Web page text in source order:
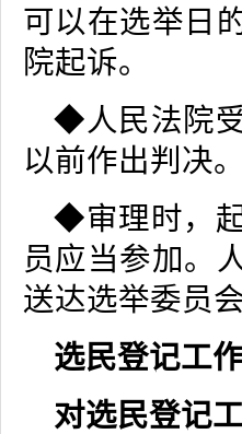
可以在选举日
院起诉。
◆人民法院
以前作出判决
◆审理时，
员应当参加。
送达选举委员
选民登记工
对选民登记